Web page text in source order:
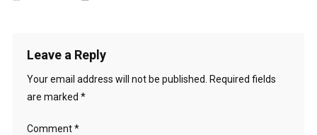
Leave a Reply
Your email address will not be published. Required fields
are marked *
Comment*